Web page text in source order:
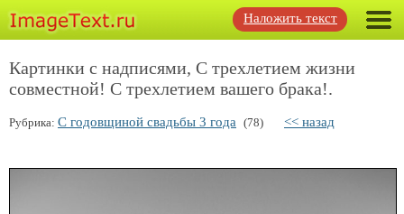
Наложить текст
Картинки с надписями, С трехлетием жизни
совместной! С трехлетием вашего брака!.
Рубрика: С годовщиной свадьбы 3 года (78) << назад